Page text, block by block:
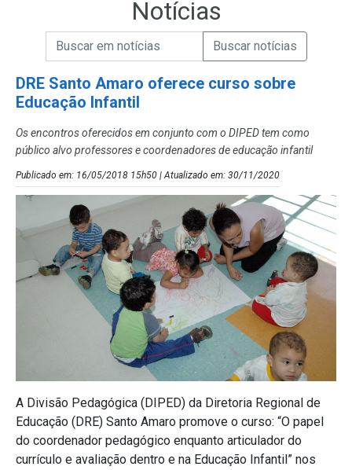
Notícias
Campo de Busca de Notícias
Campo de Busca de informaçõesEnviar a Busca de Notícias
DRE Santo Amaro oferece curso sobre
Educação Infantil
Os encontros oferecidos em conjunto com o DIPED tem como
público alvo professores e coordenadores de educação infantil
Publicado em: 16/05/2018 15h50 | Atualizado em: 30/11/2020
A Divisão Pedagógica (DIPED) da Diretoria Regional de
Educação (DRE) Santo Amaro promove o curso: “O papel
do coordenador pedagógico enquanto articulador do
currículo e avaliação dentro e na Educação Infantil” nos